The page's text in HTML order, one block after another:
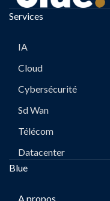
Services
IA
Cloud
Cybersécurité
Sd Wan
Télécom
Datacenter
Blue
A propos